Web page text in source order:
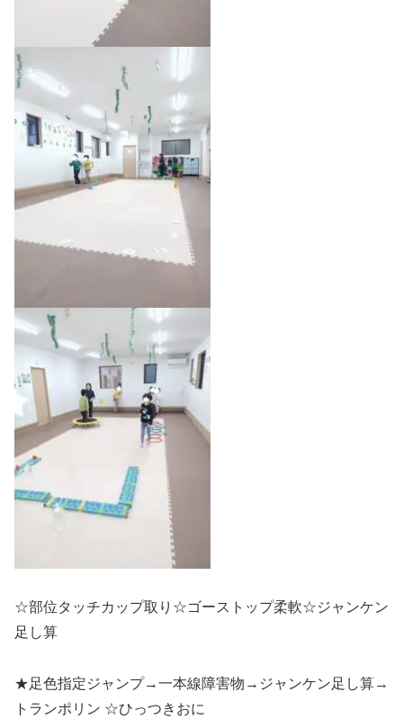
☆部位タッチカップ取り☆ゴーストップ柔軟☆ジャンケン
足し算
★足色指定ジャンプ→一本線障害物→ジャンケン足し算→
トランポリン ☆ひっつきおに